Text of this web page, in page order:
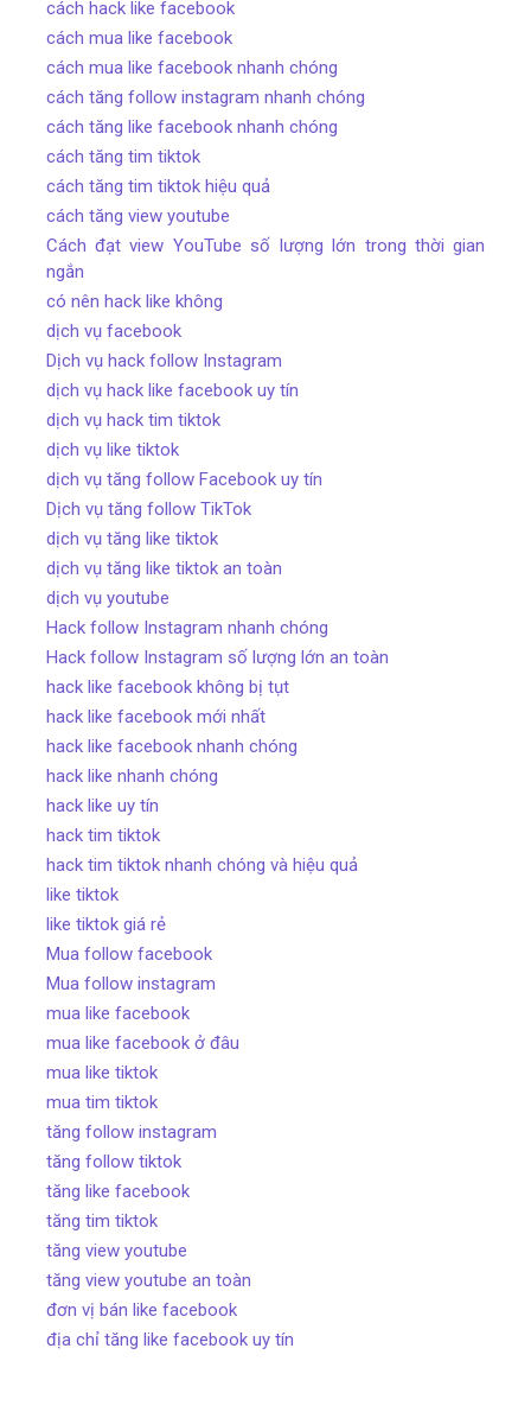
cách hack like facebook
cách mua like facebook
cách mua like facebook nhanh chóng
cách tăng follow instagram nhanh chóng
cách tăng like facebook nhanh chóng
cách tăng tim tiktok
cách tăng tim tiktok hiệu quả
cách tăng view youtube
Cách đạt view YouTube số lượng lớn trong thời gian
ngắn
có nên hack like không
dịch vụ facebook
Dịch vụ hack follow Instagram
dịch vụ hack like facebook uy tín
dịch vụ hack tim tiktok
dịch vụ like tiktok
dịch vụ tăng follow Facebook uy tín
Dịch vụ tăng follow TikTok
dịch vụ tăng like tiktok
dịch vụ tăng like tiktok an toàn
dịch vụ youtube
Hack follow Instagram nhanh chóng
Hack follow Instagram số lượng lớn an toàn
hack like facebook không bị tụt
hack like facebook mới nhất
hack like facebook nhanh chóng
hack like nhanh chóng
hack like uy tín
hack tim tiktok
hack tim tiktok nhanh chóng và hiệu quả
like tiktok
like tiktok giá rẻ
Mua follow facebook
Mua follow instagram
mua like facebook
mua like facebook ở đâu
mua like tiktok
mua tim tiktok
tăng follow instagram
tăng follow tiktok
tăng like facebook
tăng tim tiktok
tăng view youtube
tăng view youtube an toàn
đơn vị bán like facebook
địa chỉ tăng like facebook uy tín